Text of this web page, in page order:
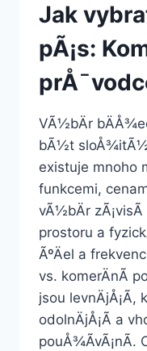
Jak
pÃ¡s:
VÃ½bÄr
bÃ½t
existuje mnoho
funkcemi,
vÃ½bÄr
prostoru a
ÃºÄel a
vs. komerÄnÃ­
jsou levnÄjÅ¡Ã­,
odolnÄjÅ¡Ã­ a
pouÅ¾Ã­vÃ¡nÃ­.